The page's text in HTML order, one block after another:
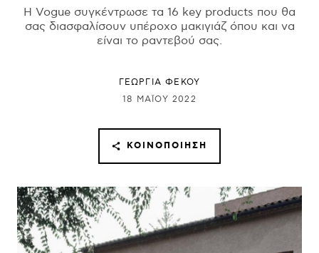
Η Vogue συγκέντρωσε τα 16 key products που θα
σας διασφαλίσουν υπέροχο μακιγιάζ όπου και να
είναι το ραντεβού σας.
ΓΕΩΡΓΙΑ ΦΕΚΟΥ
18 ΜΑΪ́ΟΥ 2022
ΚΟΙΝΟΠΟΊΗΣΗ